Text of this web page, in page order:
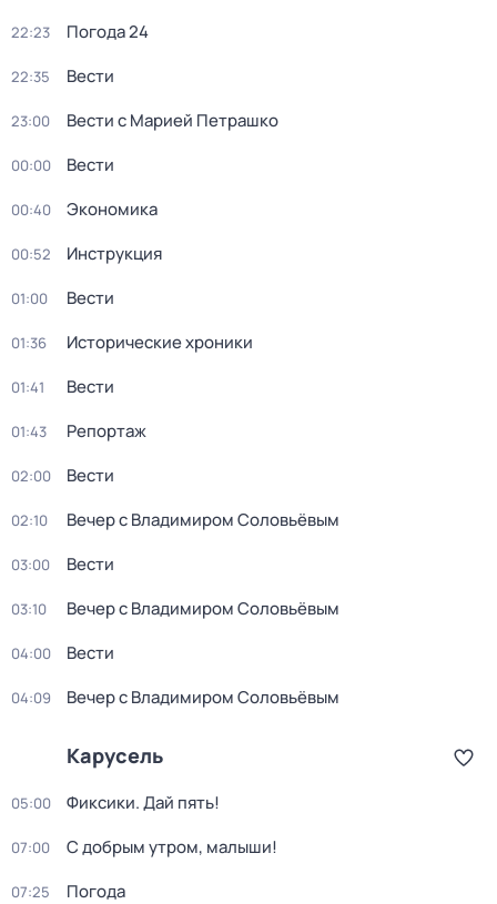
22:23 Погода 24
22:35 Вести
23:00 Вести с Марией Петрашко
00:00 Вести
00:40 Экономика
00:52 Инструкция
01:00 Вести
01:36 Исторические хроники
01:41 Вести
01:43 Репортаж
02:00 Вести
02:10 Вечер с Владимиром Соловьёвым
03:00 Вести
03:10 Вечер с Владимиром Соловьёвым
04:00 Вести
04:09 Вечер с Владимиром Соловьёвым
Карусель
05:00 Фиксики. Дай пять!
07:00 С добрым утром, малыши!
07:25 Погода